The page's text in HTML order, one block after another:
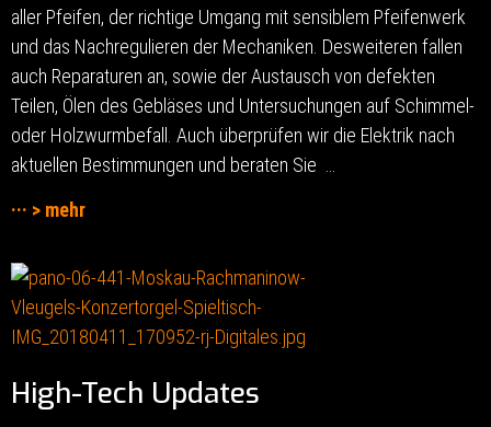
aller Pfeifen, der richtige Umgang mit sensiblem Pfeifenwerk
und das Nachregulieren der Mechaniken. Desweiteren fallen
auch Reparaturen an, sowie der Austausch von defekten
Teilen, Ölen des Gebläses und Untersuchungen auf Schimmel-
oder Holzwurmbefall. Auch überprüfen wir die Elektrik nach
aktuellen Bestimmungen und beraten Sie …
··· > mehr
High-Tech Updates